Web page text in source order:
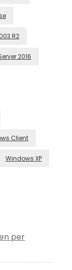
R2
2016
Client
Windows XP
per